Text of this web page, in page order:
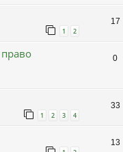
1 2
17
0
1 2 3 4
33
13